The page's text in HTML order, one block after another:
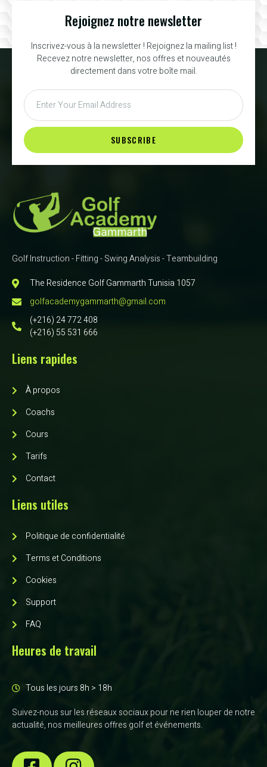
Rejoignez notre newsletter
Inscrivez-vous à la newsletter ! Rejoignez la mailing list !
Recevez notre newsletter, nos offres et nouveautés
directement dans votre boîte mail.
SUBSCRIBE
Golf Instruction - Fitting - Swing Analysis - Teambuilding
The Residence Golf Gammarth Tunisia 1057
golfacademygammarth@gmail.com
(+216) 24 772 408
(+216) 55 531 666
Liens rapides
À propos
Coachs
Cours
Tarifs
Contact
Liens utiles
Politique de confidentialité
Terms et Conditions
Cookies
Support
FAQ
Heures de travail
Tous les jours 8h > 18h
Suivez-nous sur les réseaux sociaux pour ne rien louper de notre
actualité, nos meilleures offres golf et événements.